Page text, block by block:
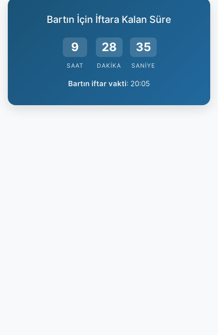
Bartın İçin İftara Kalan Süre
9
SAAT
28
DAKIKA
35
SANIYE
Bartın iftar vakti: 20:05